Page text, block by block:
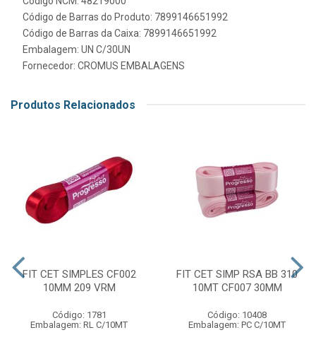
Código de Barras do Produto: 7899146651992
Código de Barras da Caixa: 7899146651992
Embalagem: UN C/30UN
Fornecedor: CROMUS EMBALAGENS
Produtos Relacionados
FIT CET SIMPLES CF002
10MM 209 VRM
Código: 1781
Embalagem: RL C/10MT
FIT CET SIMP RSA BB 310
10MT CF007 30MM
Código: 10408
Embalagem: PC C/10MT